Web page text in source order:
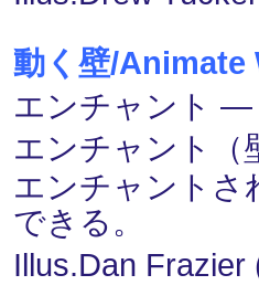
動く壁/Animate
エンチャント
エンチャント（
エンチャントさ
できる。
Illus.Dan Frazier